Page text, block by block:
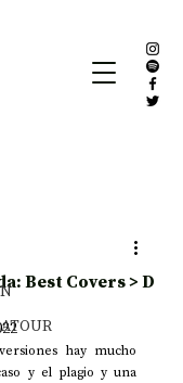
Best Covers > D
hay mucho
y el plagio y una